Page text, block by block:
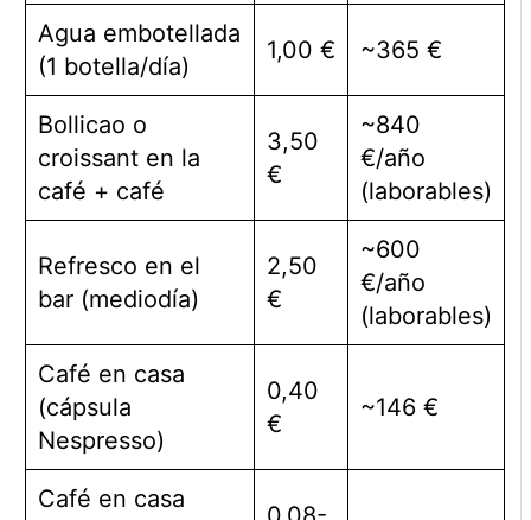
Agua embotellada
(1 botella/día)
1,00 € ~365 €
Bollicao o
croissant en la
café + café
3,50
€
~840
€/año
(laborables)
Refresco en el
bar (mediodía)
2,50
€
~600
€/año
(laborables)
Café en casa
(cápsula
Nespresso)
0,40
€
~146 €
Café en casa